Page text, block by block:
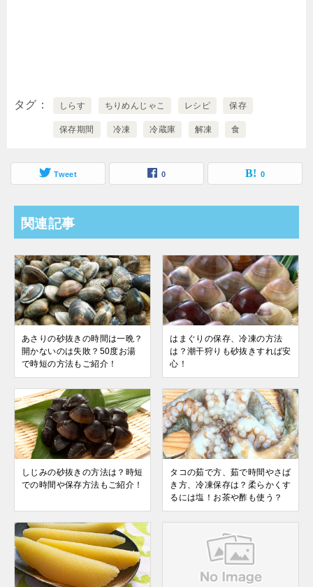
タグ しらす ちりめんじゃこ レシピ 保存
保存期間 冷凍 冷蔵庫 解凍 食
Tweet 0 0
関連記事
あさりの砂抜きの時間は一晩？
開かないのは失敗？50度お湯
で時短の方法もご紹介！
はまぐりの保存、冷凍の方法
は？潮干狩りも砂抜きすれば安
心！
しじみの砂抜きの方法は？時短
での時間や保存方法もご紹介！
タコの茹で方、茹で時間やさば
き方、冷凍保存は？柔らかくす
るには塩！お茶や酢も使う？